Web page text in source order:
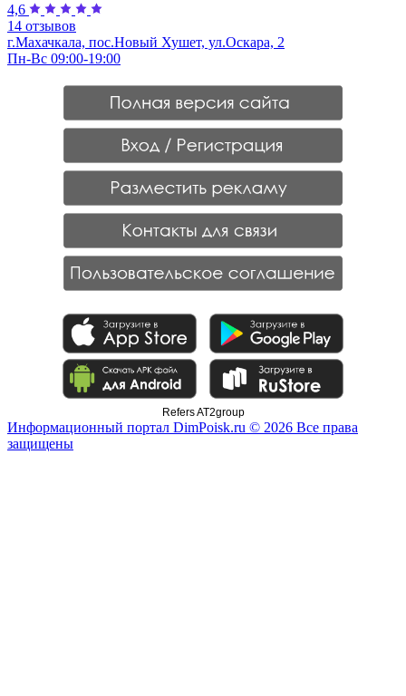
4,6
14 отзывов
г.Махачкала, пос.Новый Хушет, ул.Оскара, 2
Пн-Вс 09:00-19:00
Refers AT2group
Информационный портал DimPoisk.ru © 2026 Все права
защищены